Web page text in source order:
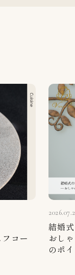
コー
結婚
おし
のポ